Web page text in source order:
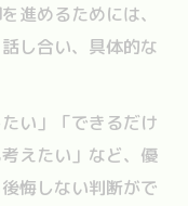
進めるためには、
し合い、具体的な
い」「できるだけ
えたい」など、優
悔しない判断がで